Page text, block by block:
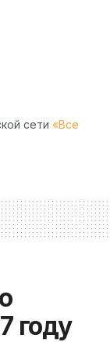
сети «Все
году